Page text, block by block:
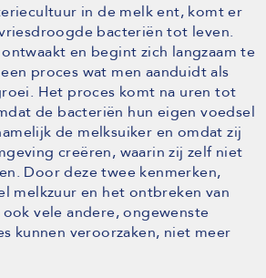
in de melk ent, komt er
bacteriën tot leven.
en begint zich langzaam te
proces wat men aanduidt als
Het proces komt na uren tot
de bacteriën hun eigen voedsel
de melksuiker en omdat zij
creëren, waarin zij zelf niet
Door deze twee kenmerken,
melkzuur en het ontbreken van
vele andere, ongewenste
kunnen veroorzaken, niet meer